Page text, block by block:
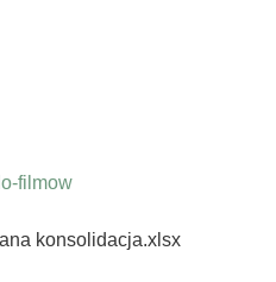
filmow
konsolidacja.xlsx